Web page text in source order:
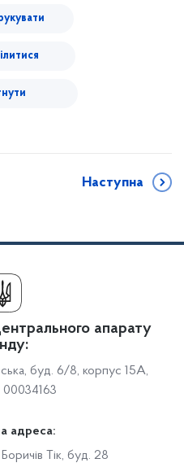
Наступна
апарату
буд. 6/8, корпус 15А,
адреса:
Тік, буд. 28